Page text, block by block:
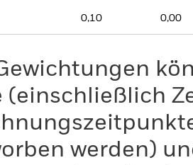
0,10 0,00
(einschließlich
werden)